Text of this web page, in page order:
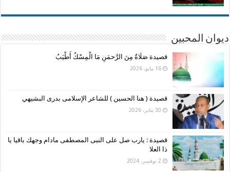
ديوان المحبين
قصيدة صَلَاةٌ مِنَ الرَّحمَنِ مَا الْمِسْكُ أَطْيَبُ
16 مايو، 2026
قصيدة ( هنا الحسين ) للشاعر الإسلامى بدرى البشيهي
30 يناير، 2026
قصيدة : يارب صل على النبى المصطفى مادام وجهك باقيا يا
ذا العلا
2 نوفمبر، 2024